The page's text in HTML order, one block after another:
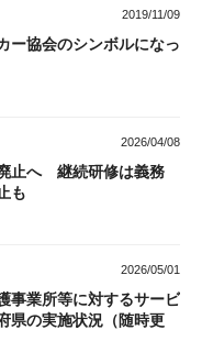
2019/11/09
ー協会のシンボルになっ
2026/04/08
止へ 継続研修は義務
も
2026/05/01
事業所等に対するサービ
の実施状況（随時更